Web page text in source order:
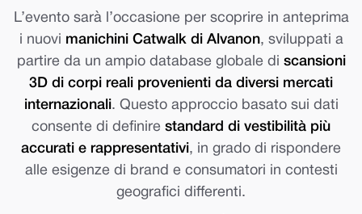
L’evento sarà l’occasione per scoprire in anteprima
i nuovi manichini Catwalk di Alvanon, sviluppati a
partire da un ampio database globale di scansioni
3D di corpi reali provenienti da diversi mercati
internazionali. Questo approccio basato sui dati
consente di definire standard di vestibilità più
accurati e rappresentativi, in grado di rispondere
alle esigenze di brand e consumatori in contesti
geografici differenti.